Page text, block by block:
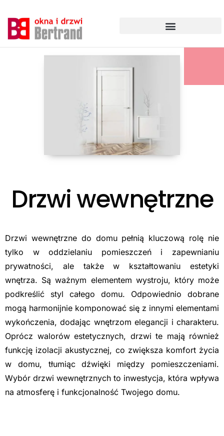
do
treści
Drzwi wewnętrzne
Drzwi wewnętrzne do domu pełnią kluczową rolę nie
tylko w oddzielaniu pomieszczeń i zapewnianiu
prywatności, ale także w kształtowaniu estetyki
wnętrza. Są ważnym elementem wystroju, który może
podkreślić styl całego domu. Odpowiednio dobrane
mogą harmonijnie komponować się z innymi elementami
wykończenia, dodając wnętrzom elegancji i charakteru.
Oprócz walorów estetycznych, drzwi te mają również
funkcję izolacji akustycznej, co zwiększa komfort życia
w domu, tłumiąc dźwięki między pomieszczeniami.
Wybór drzwi wewnętrznych to inwestycja, która wpływa
na atmosferę i funkcjonalność Twojego domu.